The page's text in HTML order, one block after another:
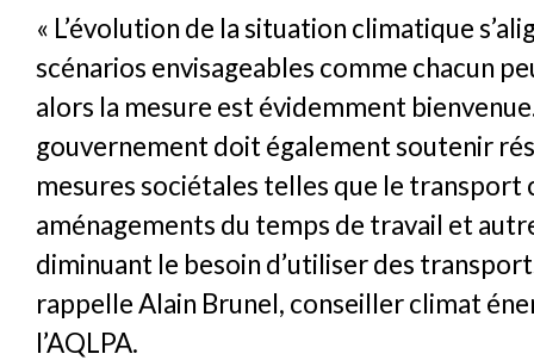
« L’évolution de la situation climatique
scénarios envisageables comme chacun
alors la mesure est évidemment
gouvernement doit également soutenir
mesures sociétales telles que le transport
aménagements du temps de travail et
diminuant le besoin d’utiliser des
rappelle Alain Brunel, conseiller climat
l’AQLPA.